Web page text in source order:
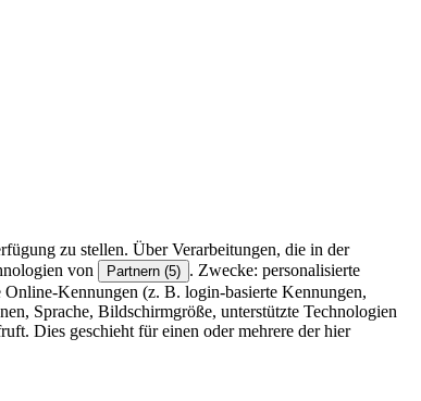
zu stellen. Über Verarbeitungen, die in der
von Partnern (5) . Zwecke: personalisierte
Kennungen (z. B. login-basierte Kennungen,
Sprache, Bildschirmgröße, unterstützte Technologien
Dies geschieht für einen oder mehrere der hier